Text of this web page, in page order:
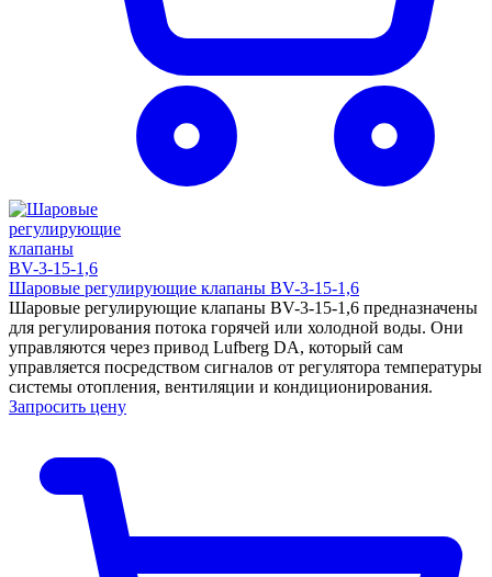
Шаровые регулирующие клапаны BV-3-15-1,6
Шаровые регулирующие клапаны BV-3-15-1,6 предназначены
для регулирования потока горячей или холодной воды. Они
управляются через привод Lufberg DA, который сам
управляется посредством сигналов от регулятора температуры
системы отопления, вентиляции и кондиционирования.
Запросить цену